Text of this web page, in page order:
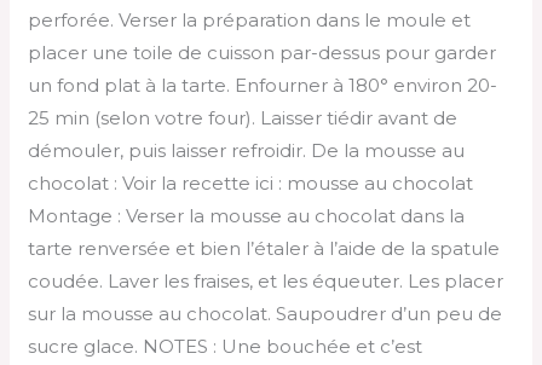
perforée. Verser la préparation dans le moule et
placer une toile de cuisson par-dessus pour garder
un fond plat à la tarte. Enfourner à 180° environ 20-
25 min (selon votre four). Laisser tiédir avant de
démouler, puis laisser refroidir. De la mousse au
chocolat : Voir la recette ici : mousse au chocolat
Montage : Verser la mousse au chocolat dans la
tarte renversée et bien l’étaler à l’aide de la spatule
coudée. Laver les fraises, et les équeuter. Les placer
sur la mousse au chocolat. Saupoudrer d’un peu de
sucre glace. NOTES : Une bouchée et c’est